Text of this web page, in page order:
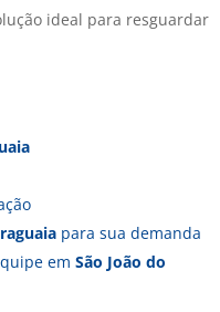
ideal para resguardar
para sua demanda
em São João do